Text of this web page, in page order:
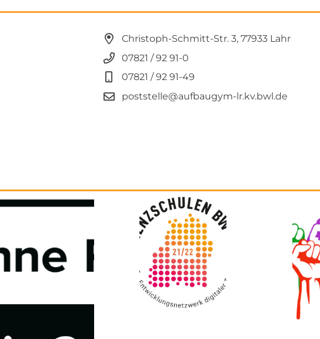
Christoph-Schmitt-Str. 3, 77933 Lahr
07821 / 92 91-0
07821 / 92 91-49
poststelle@aufbaugym-lr.kv.bwl.de